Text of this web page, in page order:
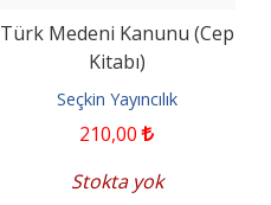
Türk Medeni Kanunu (Cep
Kitabı)
Seçkin Yayıncılık
210,00
Stokta yok